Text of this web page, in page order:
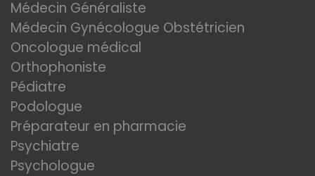
Médecin Généraliste
Médecin Gynécologue Obstétricien
Oncologue médical
Orthophoniste
Pédiatre
Podologue
Préparateur en pharmacie
Psychiatre
Psychologue